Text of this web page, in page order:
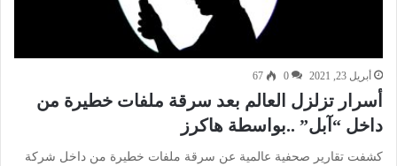
أبريل 23, 2021 0
67
أسرار تزلزل العالم بعد سرقة ملفات خطيرة من
داخل “آبل” ..بواسطة هاكرز
كشفت تقارير صحفية عالمية عن سرقة ملفات خطيرة من داخل شركة